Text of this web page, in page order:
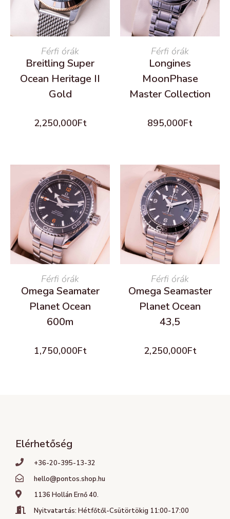
READ MORE
Férfi órák
Breitling Super
Ocean Heritage II
Gold
2,250,000Ft
READ MORE
Férfi órák
Longines
MoonPhase
Master Collection
895,000Ft
READ MORE
Férfi órák
Omega Seamater
Planet Ocean
600m
1,750,000Ft
READ MORE
Férfi órák
Omega Seamaster
Planet Ocean
43,5
2,250,000Ft
Elérhetőség
+36-20-395-13-32
hello@pontos.shop.hu
1136 Hollán Ernő 40.
Nyitvatartás: Hétfőtől-Csütörtökig 11:00-17:00